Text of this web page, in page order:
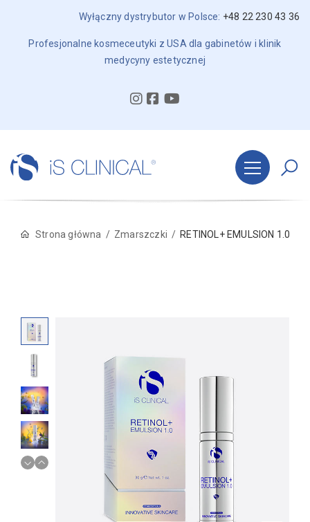
Wyłączny dystrybutor w Polsce: +48 22 230 43 36
Profesjonalne kosmeceutyki z USA dla gabinetów i klinik
medycyny estetycznej
Strona główna Zmarszczki RETINOL+ EMULSION 1.0